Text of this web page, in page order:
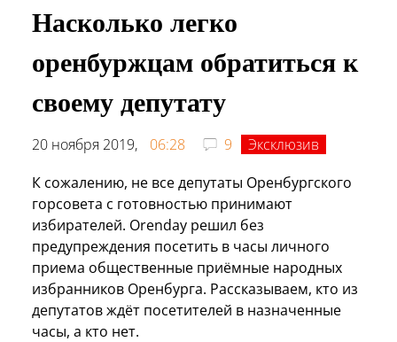
Насколько легко
оренбуржцам обратиться к
своему депутату
20 ноября 2019, 06:28 9
Эксклюзив
К сожалению, не все депутаты Оренбургского
горсовета с готовностью принимают
избирателей. Orenday решил без
предупреждения посетить в часы личного
приема общественные приёмные народных
избранников Оренбурга. Рассказываем, кто из
депутатов ждёт посетителей в назначенные
часы, а кто нет.